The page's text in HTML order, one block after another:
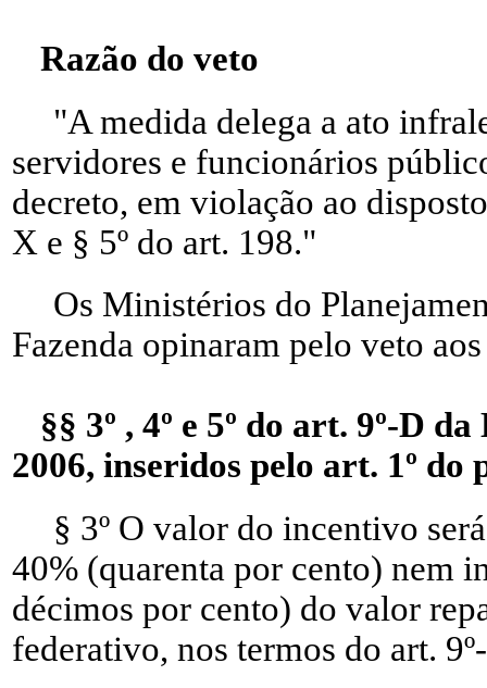
Razão do veto
"A medida delega a ato
servidores e funcionários
decreto, em violação ao
X e § 5º do art. 198."
Os Ministérios do
Fazenda opinaram pelo veto
§§ 3º , 4º e 5º do art. 9º-D
2006, inseridos pelo art. 1º do
§ 3º O valor do incentivo
40% (quarenta por cento) nem
décimos por cento) do valor
federativo, nos termos do art.